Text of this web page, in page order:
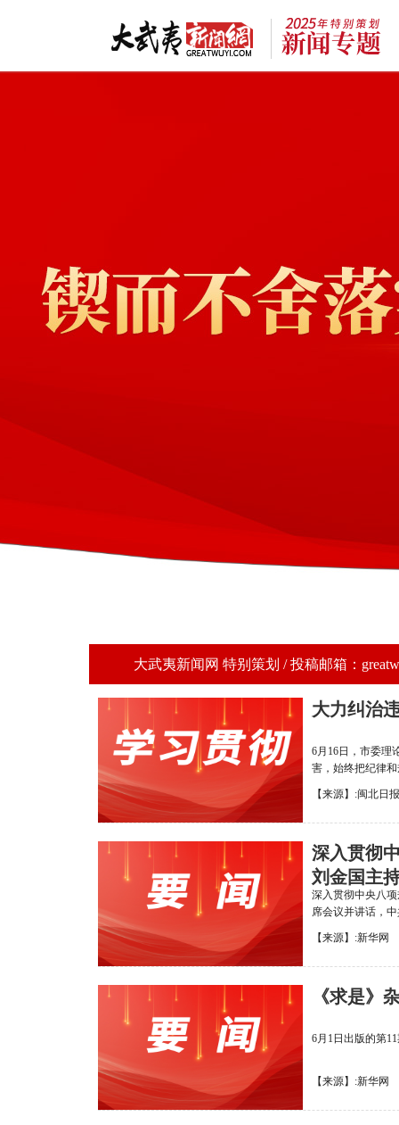
大武夷新闻网 特别策划 / 投稿邮箱：
大力纠治
6月16日，市委理
害，始终把纪律
【来源】:闽北日
深入贯彻
刘金国主
深入贯彻中央八
席会议并讲话，
【来源】:新华网
《求是》
6月1日出版的第
【来源】:新华网